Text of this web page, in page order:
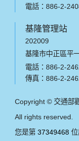
電話：886-2-
基隆管理站
202009
基隆市中正區平
電話：886-2-
傳真：886-2-
Copyright © 交通部
All rights reserved.
您是第 37349468